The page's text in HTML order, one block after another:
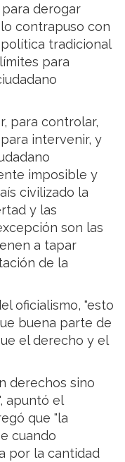
derogar
contrapuso con
tradicional
para
para controlar,
intervenir, y
imposible y
civilizado la
y las
son las
a tapar
de la
oficialismo, "esto
buena parte de
el derecho y el
derechos sino
apuntó el
que "la
cuando
por la cantidad